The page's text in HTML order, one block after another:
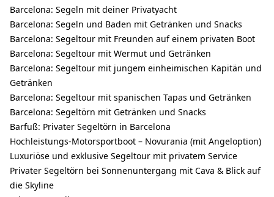
Barcelona: Segeln mit deiner Privatyacht
Barcelona: Segeln und Baden mit Getränken und Snacks
Barcelona: Segeltour mit Freunden auf einem privaten Boot
Barcelona: Segeltour mit Wermut und Getränken
Barcelona: Segeltour mit jungem einheimischen Kapitän und
Getränken
Barcelona: Segeltour mit spanischen Tapas und Getränken
Barcelona: Segeltörn mit Getränken und Snacks
Barfuß: Privater Segeltörn in Barcelona
Hochleistungs-Motorsportboot – Novurania (mit Angeloption)
Luxuriöse und exklusive Segeltour mit privatem Service
Privater Segeltörn bei Sonnenuntergang mit Cava & Blick auf
die Skyline